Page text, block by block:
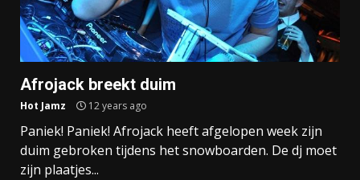
Afrojack breekt duim
Hot Jamz 12 years ago
Paniek! Paniek! Afrojack heeft afgelopen week zijn
duim gebroken tijdens het snowboarden. De dj moet
zijn plaatjes...